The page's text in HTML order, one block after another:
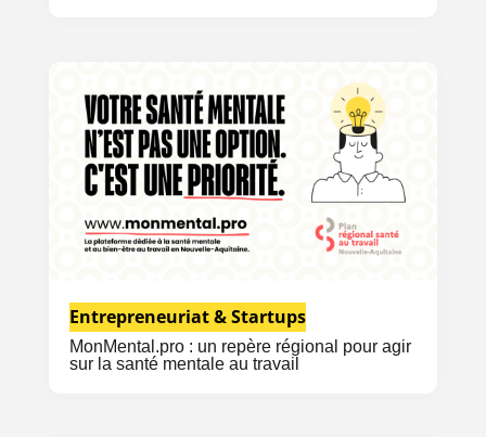
MonMental.pro : un repère régional pour agir
sur la santé mentale au travail
Entrepreneuriat & Startups